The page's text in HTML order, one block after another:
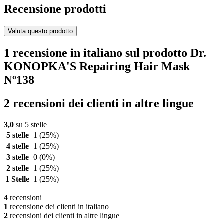
Recensione prodotti
Valuta questo prodotto
1 recensione in italiano sul prodotto Dr.
KONOPKA'S Repairing Hair Mask
Nº138
2 recensioni dei clienti in altre lingue
3,0 su 5 stelle
5 stelle
1 (25%)
4 stelle
1 (25%)
3 stelle 0 (0%)
2 stelle
1 (25%)
1 Stelle 1 (25%)
4 recensioni
1 recensione dei clienti in italiano
2 recensioni dei clienti in altre lingue